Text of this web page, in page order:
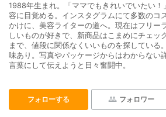
1988年生まれ。「ママでもきれいでいたい！
容に目覚める。インスタグラムにて多数のコ
かけに、美容ライターの道へ。現在はフリー
しいものが好きで、新商品はこまめにチェッ
まで、値段に関係なくいいものを探している
味あり。写真やパッケージからはわからない
言葉にして伝えようと日々奮闘中。
フォローする フォロワー